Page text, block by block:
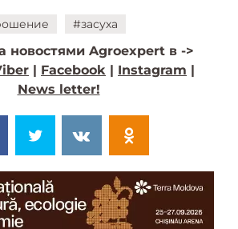
#засуха
новостями Agroexpert в ->
| Facebook | Instagram |
News letter!